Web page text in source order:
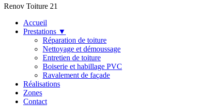
Renov Toiture 21
Accueil
Prestations ▼
Réparation de toiture
Nettoyage et démoussage
Entretien de toiture
Boiserie et habillage PVC
Ravalement de façade
Réalisations
Zones
Contact